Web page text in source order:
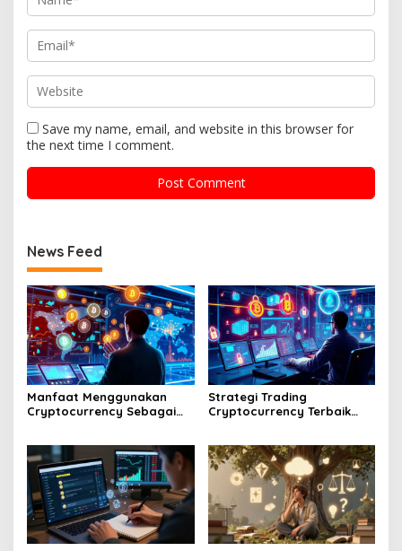
Save my name, email, and website in this browser for
the next time I comment.
News Feed
Manfaat Menggunakan
Cryptocurrency Sebagai
Strategi Trading
Cryptocurrency Terbaik